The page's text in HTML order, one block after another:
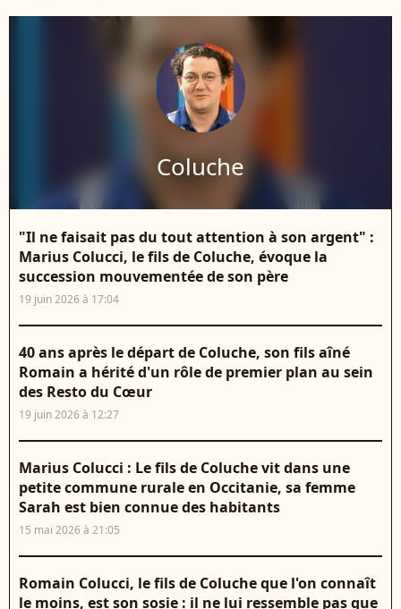
Coluche
"Il ne faisait pas du tout attention à son argent" :
Marius Colucci, le fils de Coluche, évoque la
succession mouvementée de son père
19 juin 2026 à 17:04
40 ans après le départ de Coluche, son fils aîné
Romain a hérité d'un rôle de premier plan au sein
des Resto du Cœur
19 juin 2026 à 12:27
Marius Colucci : Le fils de Coluche vit dans une
petite commune rurale en Occitanie, sa femme
Sarah est bien connue des habitants
15 mai 2026 à 21:05
Romain Colucci, le fils de Coluche que l'on connaît
le moins, est son sosie : il ne lui ressemble pas que